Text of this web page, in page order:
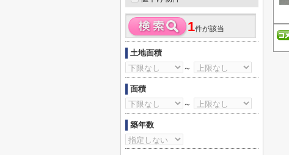
1件が該当
土地面積
～
面積
～
築年数